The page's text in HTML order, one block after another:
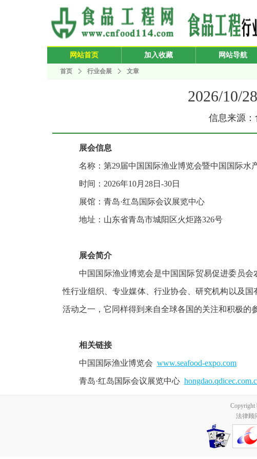
网站首页 加入收藏 网站导航
首页 行业会展 文章
2026/10/
信息来源
展会信息
名称：第29届中国国际渔业博览会暨中国国际水
时间：2026年10月28日-30日
展馆：青岛·红岛国际会议展览中心
地址：山东省青岛市城阳区火炬路326号
展会简介
中国国际渔业博览会是中国国际贸易促进委员
性行业组织、专业媒体、行业协会、研究机构以及
活动之一，它同样得到来自全球各国的关注和积极的
相关链接
中国国际渔业博览会 www.seafood-expo.com
青岛·红岛国际会议展览中心
Copyright
法律顾